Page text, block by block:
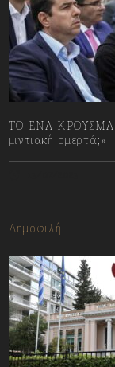
ΤΟ ΕΝΑ ΚΡΟΥΣΜΑ
μιντιακή ομερτά;»
Δημοφιλή